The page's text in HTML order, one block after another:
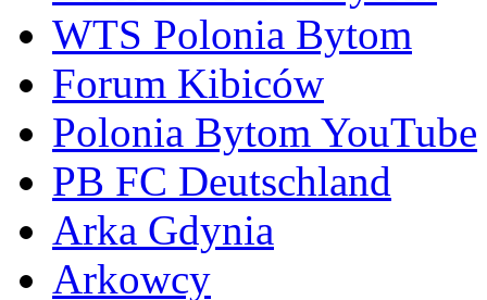
WTS Polonia Bytom
Forum Kibiców
Polonia Bytom YouTube
PB FC Deutschland
Arka Gdynia
Arkowcy